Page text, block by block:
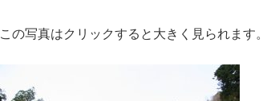
この写真はクリックすると大きく見られます。